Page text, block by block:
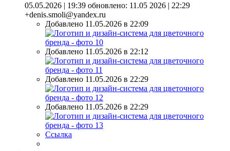
05.05.2026 | 19:39 обновлено: 11.05 2026 | 22:29
+denis.smoli@yandex.ru
Добавлено 11.05.2026 в 22:09
Добавлено 11.05.2026 в 22:12
Добавлено 11.05.2026 в 22:29
Добавлено 11.05.2026 в 22:29
Ссылка